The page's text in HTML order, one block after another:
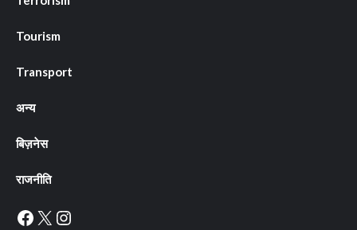
Tourism
Transport
अन्य
बिज़नेस
राजनीति
Facebook
X Instagram